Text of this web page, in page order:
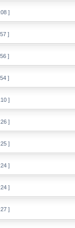
]
]
]
]
]
]
]
]
]
]